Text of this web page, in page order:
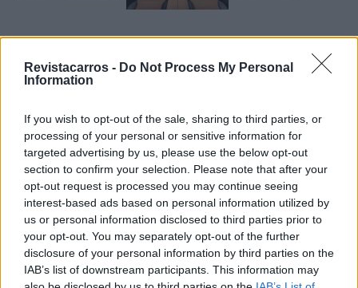
Revistacarros - Do Not Process My Personal
Information
If you wish to opt-out of the sale, sharing to third parties, or
processing of your personal or sensitive information for
targeted advertising by us, please use the below opt-out
section to confirm your selection. Please note that after your
opt-out request is processed you may continue seeing
interest-based ads based on personal information utilized by
us or personal information disclosed to third parties prior to
your opt-out. You may separately opt-out of the further
disclosure of your personal information by third parties on the
IAB’s list of downstream participants. This information may
Ricardo Carvalho
Related Posts